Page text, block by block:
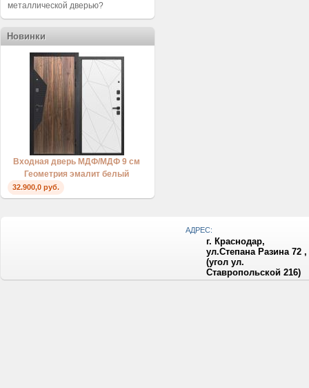
металлической дверью?
Новинки
Входная дверь МДФ/МДФ 9 см
Геометрия эмалит белый
32.900,0 руб.
АДРЕС:
г. Краснодар,
ул.Степана Разина 72 ,
(угол ул.
Ставропольской 216)